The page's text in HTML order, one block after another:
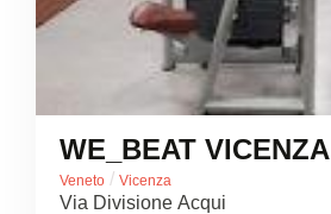
WE_BEAT VICENZA
Veneto / Vicenza
Via Divisione Acqui